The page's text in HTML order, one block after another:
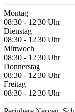
Montag
08:30 - 12:30 Uhr
Dienstag
08:30 - 12:30 Uhr
Mittwoch
08:30 - 12:30 Uhr
Donnerstag
08:30 - 12:30 Uhr
Freitag
08:30 - 12:30 Uhr